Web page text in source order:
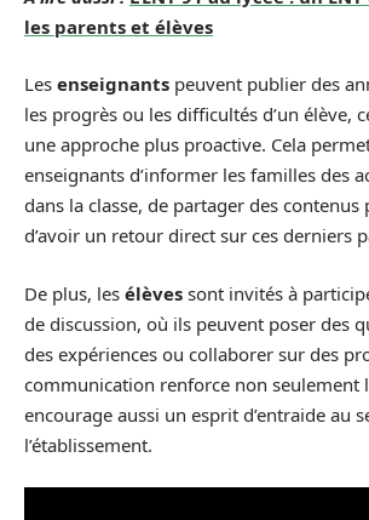
les parents et élèves
Les enseignants peuvent publier des
les progrès ou les difficultés d’un élève,
une approche plus proactive. Cela
enseignants d’informer les familles des
dans la classe, de partager des contenus
d’avoir un retour direct sur ces derniers
De plus, les élèves sont invités à
de discussion, où ils peuvent poser des
des expériences ou collaborer sur des
communication renforce non seulement
encourage aussi un esprit d’entraide au
l’établissement.